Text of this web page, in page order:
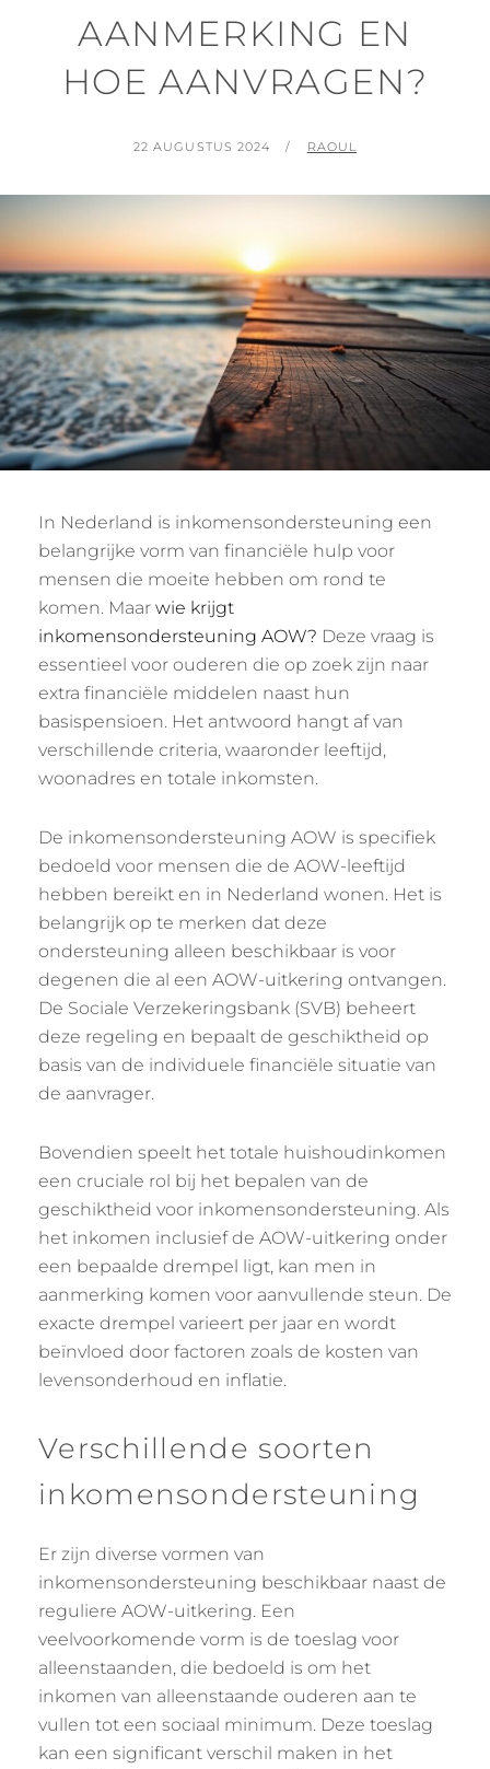
AANMERKING EN
HOE AANVRAGEN?
GEPLAATST
22 AUGUSTUS 2024 BY
RAOUL
In Nederland is inkomensondersteuning een
belangrijke vorm van financiële hulp voor
mensen die moeite hebben om rond te
komen. Maar wie krijgt
inkomensondersteuning AOW? Deze vraag is
essentieel voor ouderen die op zoek zijn naar
extra financiële middelen naast hun
basispensioen. Het antwoord hangt af van
verschillende criteria, waaronder leeftijd,
woonadres en totale inkomsten.
De inkomensondersteuning AOW is specifiek
bedoeld voor mensen die de AOW-leeftijd
hebben bereikt en in Nederland wonen. Het is
belangrijk op te merken dat deze
ondersteuning alleen beschikbaar is voor
degenen die al een AOW-uitkering ontvangen.
De Sociale Verzekeringsbank (SVB) beheert
deze regeling en bepaalt de geschiktheid op
basis van de individuele financiële situatie van
de aanvrager.
Bovendien speelt het totale huishoudinkomen
een cruciale rol bij het bepalen van de
geschiktheid voor inkomensondersteuning. Als
het inkomen inclusief de AOW-uitkering onder
een bepaalde drempel ligt, kan men in
aanmerking komen voor aanvullende steun. De
exacte drempel varieert per jaar en wordt
beïnvloed door factoren zoals de kosten van
levensonderhoud en inflatie.
Verschillende soorten
inkomensondersteuning
Er zijn diverse vormen van
inkomensondersteuning beschikbaar naast de
reguliere AOW-uitkering. Een
veelvoorkomende vorm is de toeslag voor
alleenstaanden, die bedoeld is om het
inkomen van alleenstaande ouderen aan te
vullen tot een sociaal minimum. Deze toeslag
kan een significant verschil maken in het